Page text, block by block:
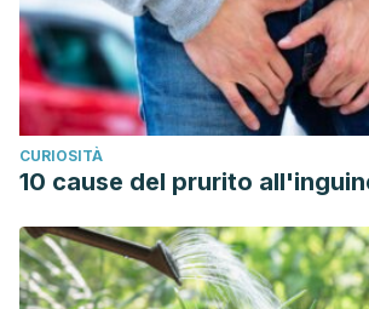
CURIOSITÀ
10 cause del prurito